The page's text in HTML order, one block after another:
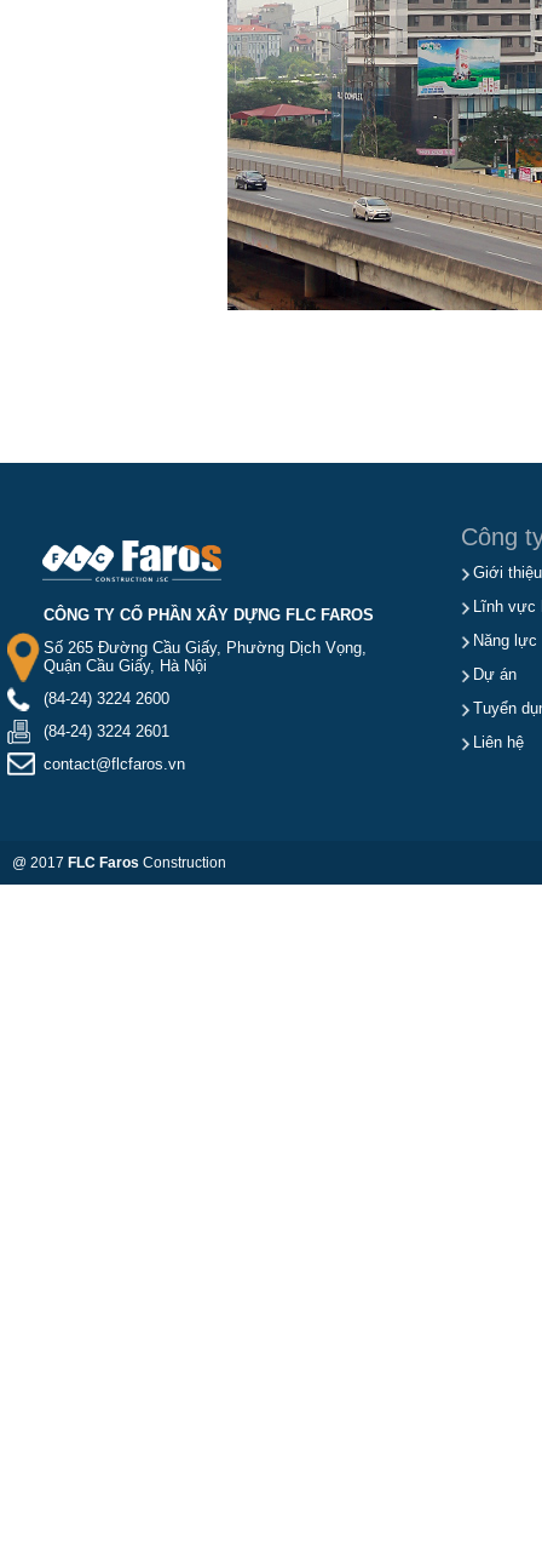
CÔNG TY CỔ PHẦN XÂY DỰNG FLC FAROS
Số 265 Đường Cầu Giấy, Phường Dịch Vọng,
Quận Cầu Giấy, Hà Nội
(84-24) 3224 2600
(84-24) 3224 2601
contact@flcfaros.vn
Công
Giới thiệu
Lĩnh vực
Năng lực
Dự án
Tuyển
Liên hệ
@ 2017 FLC Faros Construction